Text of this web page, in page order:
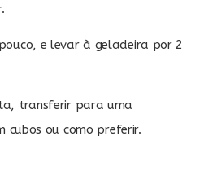
e levar à geladeira por 2
transferir para uma
cubos ou como preferir.